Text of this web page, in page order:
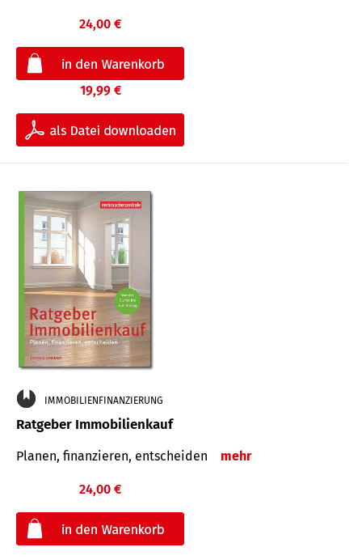
24,00 €
19,99 €
IMMOBILIENFINANZIERUNG
Ratgeber Immobilienkauf
Planen, finanzieren, entscheiden mehr
24,00 €